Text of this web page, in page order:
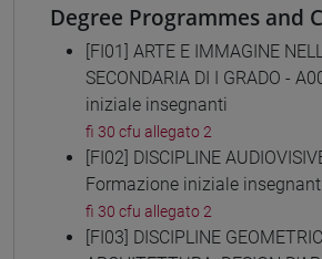
Degree Programmes and
[FI01] ARTE E IMMAGINE
SECONDARIA DI I GRADO -
iniziale insegnanti
fi 30 cfu allegato 2
[FI02] DISCIPLINE
Formazione iniziale
fi 30 cfu allegato 2
[FI03] DISCIPLINE